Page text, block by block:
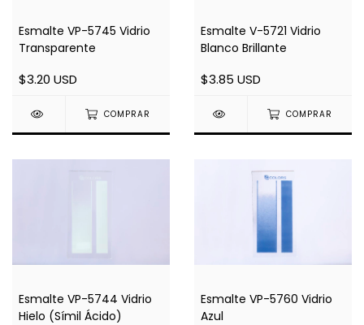
Esmalte VP-5745 Vidrio
Transparente
$3.20 USD
COMPRAR
Esmalte V-5721 Vidrio
Blanco Brillante
$3.85 USD
COMPRAR
Esmalte VP-5744 Vidrio
Hielo (Símil Ácido)
Esmalte VP-5760 Vidrio
Azul